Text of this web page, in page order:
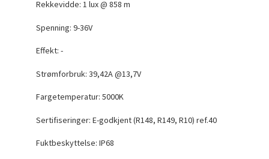
Rekkevidde: 1 lux @ 858 m
Spenning: 9-36V
Effekt: -
Strømforbruk: 39,42A @13,7V
Fargetemperatur: 5000K
Sertifiseringer: E-godkjent (R148, R149, R10) ref.40
Fuktbeskyttelse: IP68